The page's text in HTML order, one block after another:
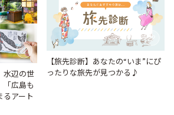
水辺の世
「広島も
るアート
【旅先診断】あなたの“いま”にぴ
ったりな旅先が見つかる♪